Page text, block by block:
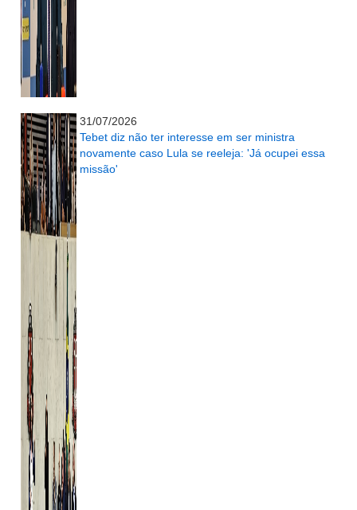
31/07/2026
Tebet diz não ter interesse em ser ministra
novamente caso Lula se reeleja: 'Já ocupei essa
missão'